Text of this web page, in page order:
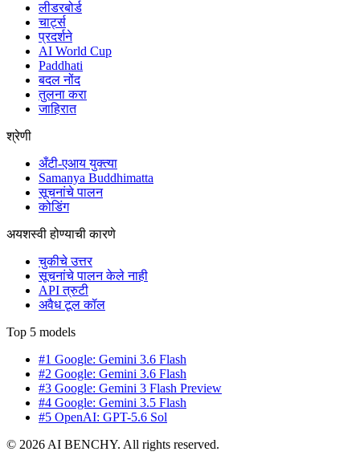
लीडरबोर्ड
चार्ट्स
प्रदर्शने
AI World Cup
Paddhati
बदल नोंद
तुलना करा
जाहिरात
श्रेणी
अँटी-एआय युक्त्या
Samanya Buddhimatta
सूचनांचे पालन
कोडिंग
अयशस्वी होण्याची कारणे
चुकीचे उत्तर
सूचनांचे पालन केले नाही
API त्रुटी
अवैध टूल कॉल
Top 5 models
#1 Google: Gemini 3.6 Flash
#2 Google: Gemini 3.6 Flash
#3 Google: Gemini 3 Flash Preview
#4 Google: Gemini 3.5 Flash
#5 OpenAI: GPT-5.6 Sol
© 2026 AI BENCHY. All rights reserved.